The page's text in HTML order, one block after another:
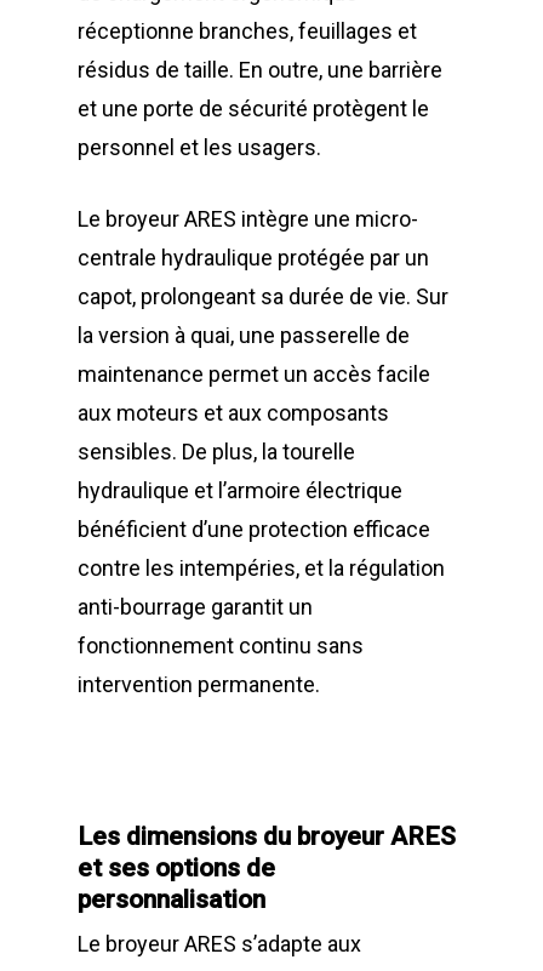
réceptionne branches, feuillages et
résidus de taille. En outre, une barrière
et une porte de sécurité protègent le
personnel et les usagers.
Le broyeur ARES intègre une micro-
centrale hydraulique protégée par un
capot, prolongeant sa durée de vie. Sur
la version à quai, une passerelle de
maintenance permet un accès facile
aux moteurs et aux composants
sensibles. De plus, la tourelle
hydraulique et l’armoire électrique
bénéficient d’une protection efficace
contre les intempéries, et la régulation
anti-bourrage garantit un
fonctionnement continu sans
intervention permanente.
Les dimensions du broyeur ARES
et ses options de
personnalisation
Le broyeur ARES s’adapte aux